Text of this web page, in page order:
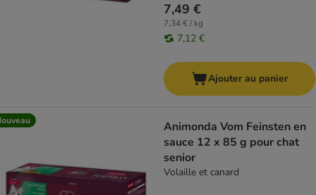
7,49 €
7,34 € / kg
7,12 €
Ajouter au panier
Animonda Vom Feinsten en
sauce 12 x 85 g pour chat
senior
Volaille et canard